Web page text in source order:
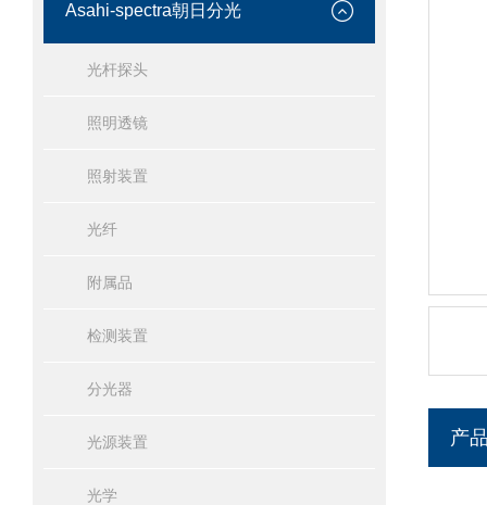
Asahi-spectra朝日分光
光杆探头
照明透镜
照射装置
光纤
附属品
检测装置
分光器
光源装置
光学
产